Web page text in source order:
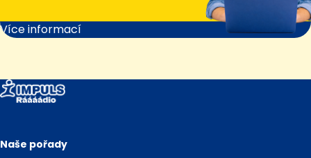
Více informací
Naše pořady